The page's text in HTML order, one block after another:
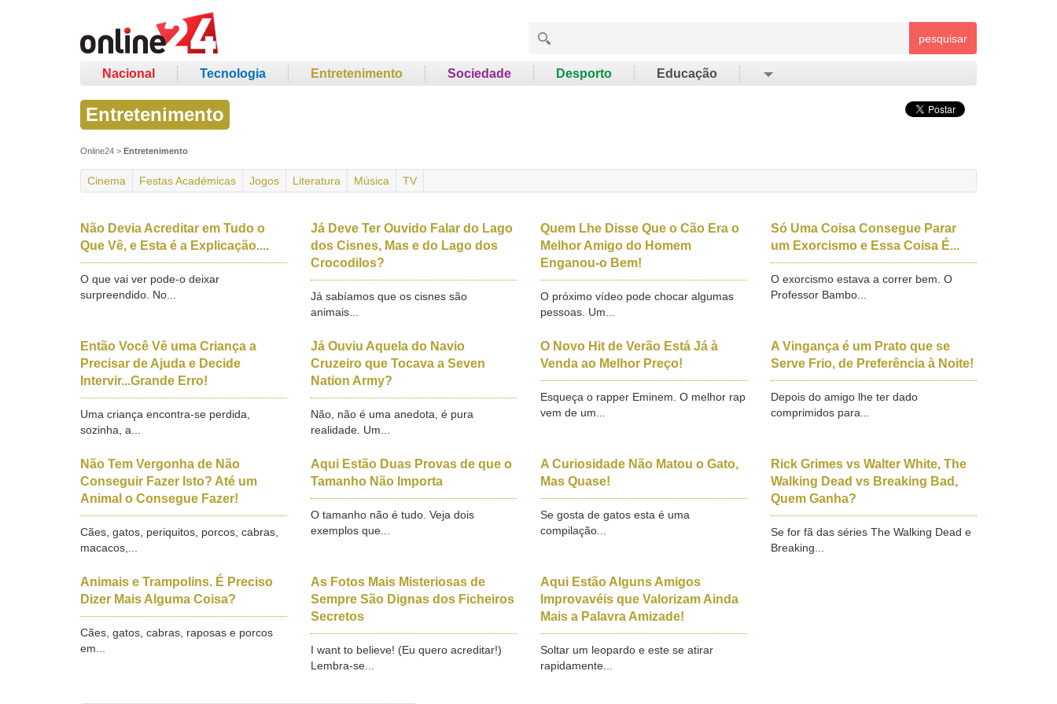
pesquisar
Nacional Tecnologia Entretenimento Sociedade Desporto Educação
Entretenimento
Online24 > Entretenimento
Cinema Festas Académicas Jogos Literatura Música TV
Não Devia Acreditar em Tudo o
Que Vê, e Esta é a Explicação....
O que vai ver pode-o deixar
surpreendido. No...
Já Deve Ter Ouvido Falar do Lago
dos Cisnes, Mas e do Lago dos
Crocodilos?
Já sabíamos que os cisnes são
animais...
Quem Lhe Disse Que o Cão Era o
Melhor Amigo do Homem
Enganou-o Bem!
O próximo vídeo pode chocar algumas
pessoas. Um...
Só Uma Coisa Consegue Parar
um Exorcismo e Essa Coisa É...
O exorcismo estava a correr bem. O
Professor Bambo...
Então Você Vê uma Criança a
Precisar de Ajuda e Decide
Intervir...Grande Erro!
Uma criança encontra-se perdida,
sozinha, a...
Já Ouviu Aquela do Navio
Cruzeiro que Tocava a Seven
Nation Army?
Não, não é uma anedota, é pura
realidade. Um...
O Novo Hit de Verão Está Já à
Venda ao Melhor Preço!
Esqueça o rapper Eminem. O melhor rap
vem de um...
A Vingança é um Prato que se
Serve Frio, de Preferência à Noite!
Depois do amigo lhe ter dado
comprimidos para...
Não Tem Vergonha de Não
Conseguir Fazer Isto? Até um
Animal o Consegue Fazer!
Cães, gatos, periquitos, porcos, cabras,
macacos,...
Aqui Estão Duas Provas de que o
Tamanho Não Importa
O tamanho não é tudo. Veja dois
exemplos que...
A Curiosidade Não Matou o Gato,
Mas Quase!
Se gosta de gatos esta é uma
compilação...
Rick Grimes vs Walter White, The
Walking Dead vs Breaking Bad,
Quem Ganha?
Se for fã das séries The Walking Dead e
Breaking...
Animais e Trampolins. É Preciso
Dizer Mais Alguma Coisa?
Cães, gatos, cabras, raposas e porcos
em...
As Fotos Mais Misteriosas de
Sempre São Dignas dos Ficheiros
Secretos
I want to believe! (Eu quero acreditar!)
Lembra-se...
Aqui Estão Alguns Amigos
Improvavéis que Valorizam Ainda
Mais a Palavra Amizade!
Soltar um leopardo e este se atirar
rapidamente...